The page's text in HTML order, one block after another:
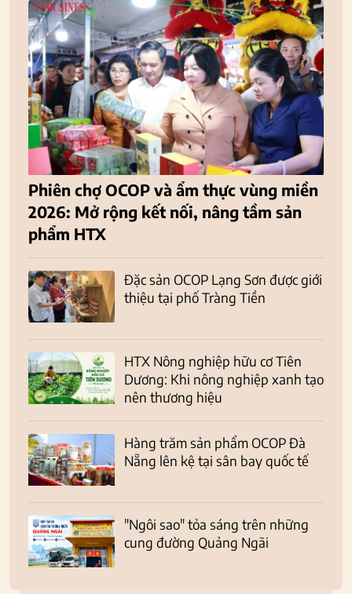
Phiên chợ OCOP và ẩm thực vùng miền
2026: Mở rộng kết nối, nâng tầm sản
phẩm HTX
Đặc sản OCOP Lạng Sơn được giới
thiệu tại phố Tràng Tiền
HTX Nông nghiệp hữu cơ Tiên
Dương: Khi nông nghiệp xanh tạo
nên thương hiệu
Hàng trăm sản phẩm OCOP Đà
Nẵng lên kệ tại sân bay quốc tế
"Ngôi sao" tỏa sáng trên những
cung đường Quảng Ngãi